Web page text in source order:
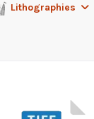
Lithographies